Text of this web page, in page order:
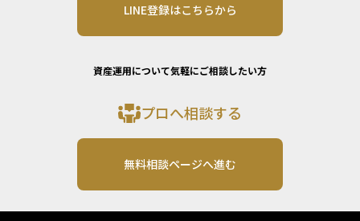
LINE登録はこちらから
資産運用について気軽にご相談したい方
プロへ相談する
無料相談ページへ進む